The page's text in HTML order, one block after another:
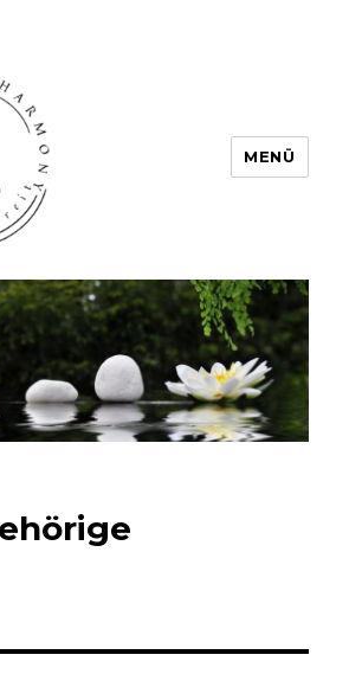
– Vom Stress
MENÜ